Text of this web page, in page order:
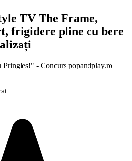
TV The Frame,
frigidere pline cu bere
Pringles!" - Concurs popandplay.ro